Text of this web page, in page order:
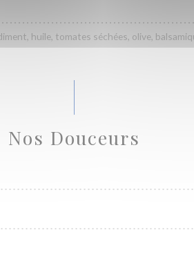
huile, tomates séchées, olive,
Nos Douceurs